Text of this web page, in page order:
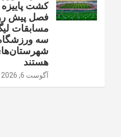
کشت
فصل پیش رو
مسابقات
سه
هستند
آگوست 6, 2026